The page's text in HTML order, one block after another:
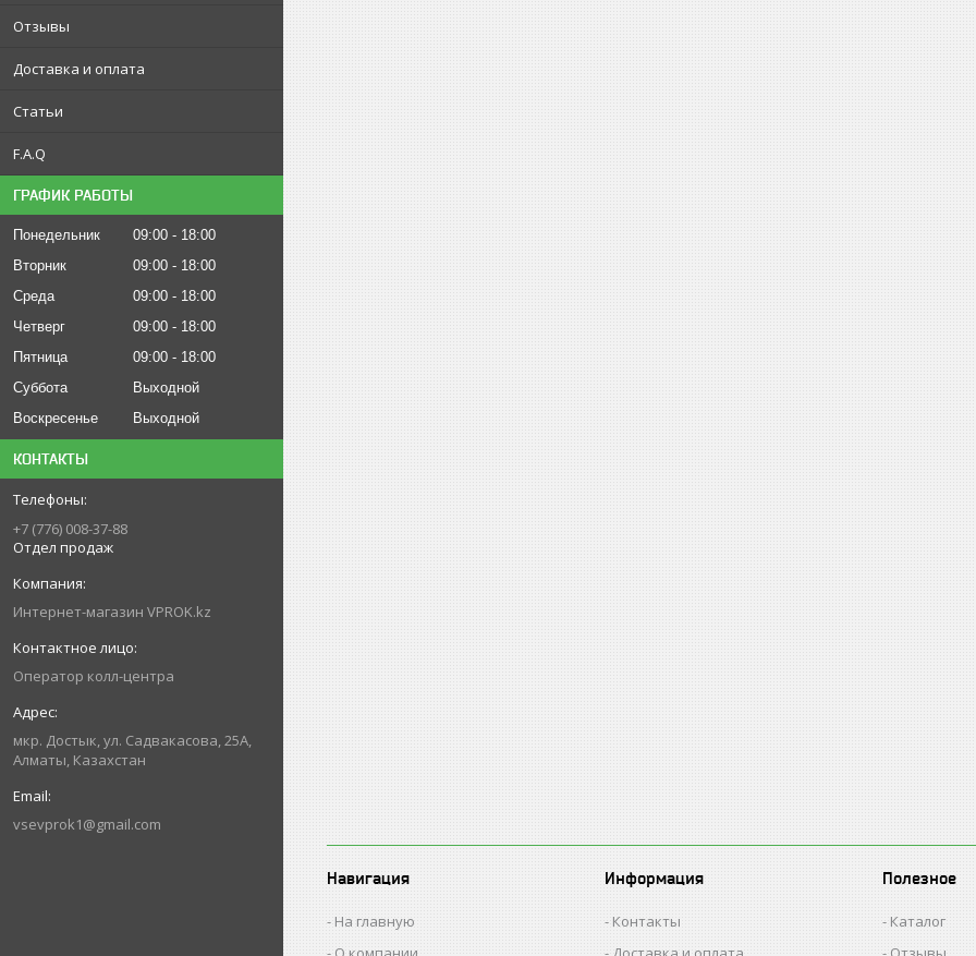
Отзывы
Доставка и оплата
Статьи
F.A.Q
ГРАФИК РАБОТЫ
Понедельник 09:00
18:00
Вторник
09:00
18:00
Среда
09:00
18:00
Четверг
09:00
18:00
Пятница
09:00
18:00
Суббота
Выходной
Воскресенье
Выходной
КОНТАКТЫ
+7 (776) 008-37-88
Отдел продаж
Интернет-магазин VPROK.kz
Оператор колл-центра
мкр. Достык, ул. Садвакасова, 25А,
Алматы, Казахстан
vsevprok1@gmail.com
Навигация
На главную
Информация
Контакты
Полезное
Каталог